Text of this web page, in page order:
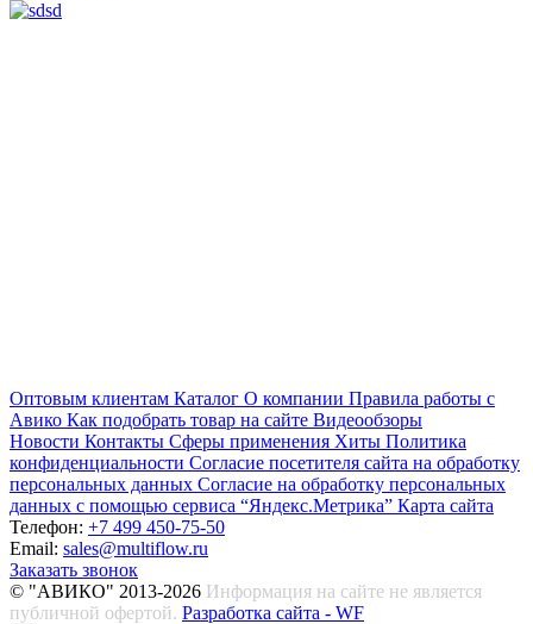
Оптовым клиентам Каталог О компании Правила работы с
Авико Как подобрать товар на сайте Видеообзоры
Новости Контакты Сферы применения Хиты Политика
конфиденциальности Согласие посетителя сайта на обработку
персональных данных Согласие на обработку персональных
данных с помощью сервиса “Яндекс.Метрика” Карта сайта
Телефон: +7 499 450-75-50
Email: sales@multiflow.ru
Заказать звонок
© "АВИКО" 2013-2026 Информация на сайте не является
публичной офертой. Разработка сайта - WF